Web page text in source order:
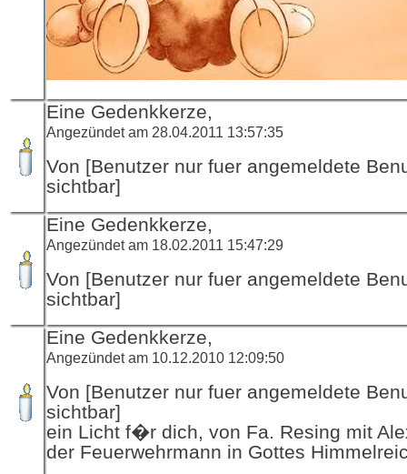
Eine Gedenkkerze,
Angezündet am 28.04.2011 13:57:35
Von [Benutzer nur fuer angemeldete
sichtbar]
Eine Gedenkkerze,
Angezündet am 18.02.2011 15:47:29
Von [Benutzer nur fuer angemeldete
sichtbar]
Eine Gedenkkerze,
Angezündet am 10.12.2010 12:09:50
Von [Benutzer nur fuer angemeldete
sichtbar]
ein Licht f�r dich, von Fa. Resing mit
der Feuerwehrmann in Gottes